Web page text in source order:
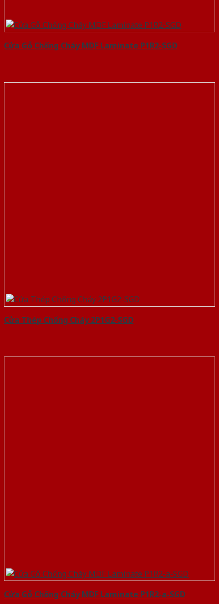
Cửa Gỗ Chống Cháy MDF Laminate P1R2-SGD
Cửa Thép Chống Cháy 2P1G2-SGD
Cửa Gỗ Chống Cháy MDF Laminate P1R2-a-SGD